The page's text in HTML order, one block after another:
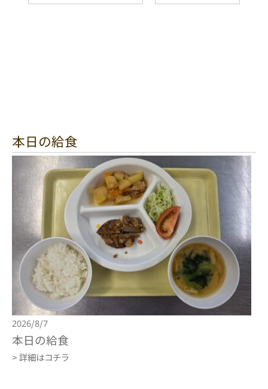
本日の給食
2026/8/7
本日の給食
> 詳細はコチラ